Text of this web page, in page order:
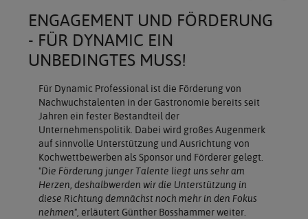
ENGAGEMENT UND FÖRDERUNG
- FÜR DYNAMIC EIN
UNBEDINGTES MUSS!
Für Dynamic Professional ist die Förderung von
Nachwuchstalenten in der Gastronomie bereits seit
Jahren ein fester Bestandteil der
Unternehmenspolitik. Dabei wird großes Augenmerk
auf sinnvolle Unterstützung und Ausrichtung von
Kochwettbewerben als Sponsor und Förderer gelegt.
"Die Förderung junger Talente liegt uns sehr am
Herzen, deshalbwerden wir die Unterstützung in
diese Richtung demnächst noch mehr in den Fokus
nehmen", erläutert Günther Bosshammer weiter.
Kundenmeinungen - Referenzen